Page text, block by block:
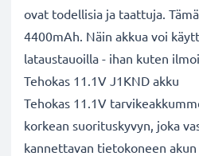
ovat todellisia ja taattuja.
4400mAh. Näin akkua voi
lataustauoilla - ihan kuten
Tehokas 11.1V J1KND akku
Tehokas 11.1V
korkean suorituskyvyn, joka
kannettavan tietokoneen